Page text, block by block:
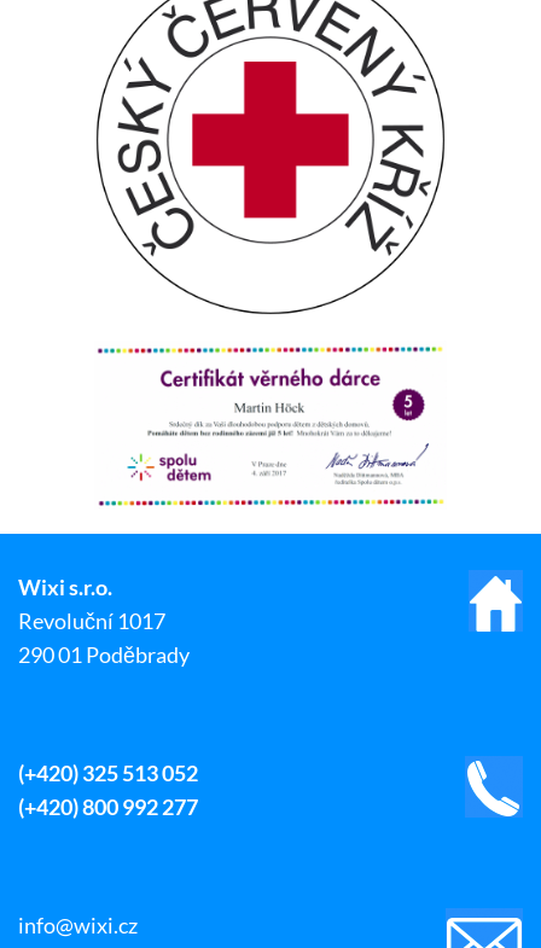
Wixi s.r.o.
Revoluční 1017
290 01 Poděbrady
(+420) 325 513 052
(+420) 800 992 277
info@wixi.cz